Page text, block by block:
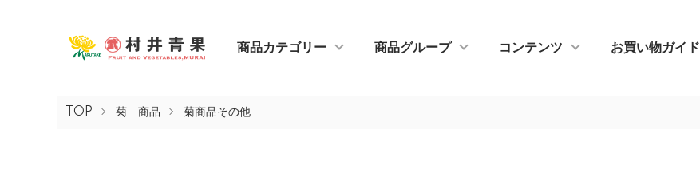
商品カテゴリー 商品グループ コンテンツ お買い物ガイド
TOP 菊 商品 菊商品その他